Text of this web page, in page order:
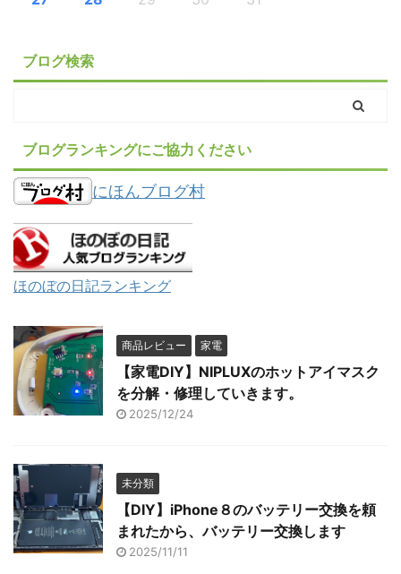
ブログ検索
ブログランキングにご協力ください
にほんブログ村
ほのぼの日記ランキング
商品レビュー 家電
【家電DIY】NIPLUXのホットアイマスク
を分解・修理していきます。
2025/12/24
未分類
【DIY】iPhone８のバッテリー交換を頼
まれたから、バッテリー交換します
2025/11/11